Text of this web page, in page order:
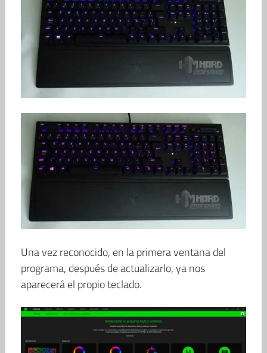
Una vez reconocido, en la primera ventana del
programa, después de actualizarlo, ya nos
aparecerá el propio teclado.